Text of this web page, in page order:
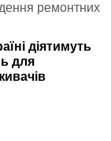
ремонтних
діятимуть
для